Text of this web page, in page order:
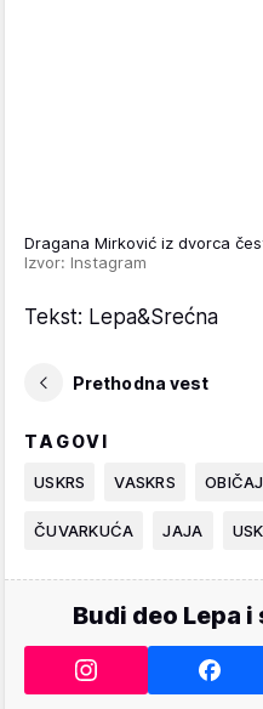
Dragana Mirković iz dvorca
Izvor: Instagram
Tekst: Lepa&Srećna
Prethodna vest
TAGOVI
USKRS VASKRS
ČUVARKUĆA JAJA
Budi deo Lepa